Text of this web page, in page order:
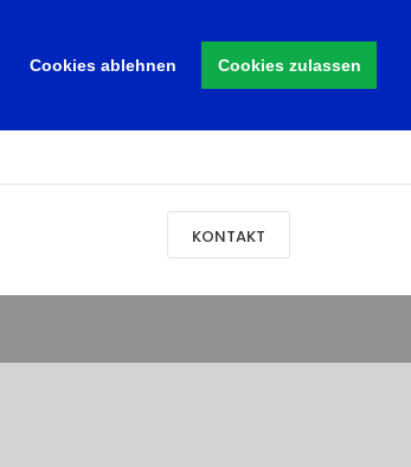
Cookies ablehnen Cookies zulassen
KONTAKT